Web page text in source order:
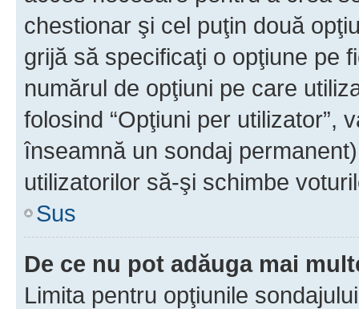
chestionar şi cel puţin două
grijă să specificaţi o opţiune pe
numărul de opţiuni pe care
folosind “Opţiuni per utilizator”,
înseamnă un sondaj
utilizatorilor să-şi schimbe
Sus
De ce nu pot adăuga mai
Limita pentru opţiunile